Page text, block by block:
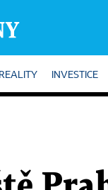
REALITY INVESTICE